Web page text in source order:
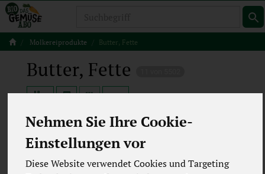
Nehmen Sie Ihre Cookie-
Einstellungen vor
Diese Website verwendet Cookies und Targeting
Molkereiprodukte Butter, Fette
Butter, Fette
12
Hersteller Ernährung